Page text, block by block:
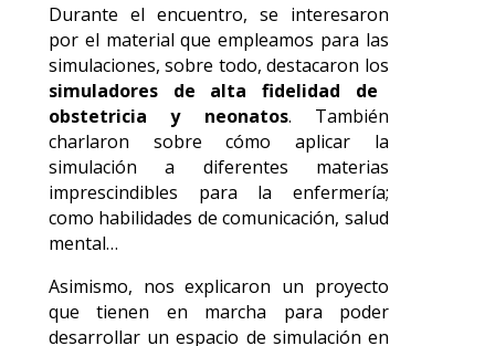
Durante el encuentro, se interesaron
por el material que empleamos para las
simulaciones, sobre todo, destacaron los
simuladores de alta fidelidad de
obstetricia y neonatos. También
charlaron sobre cómo aplicar la
simulación a diferentes materias
imprescindibles para la enfermería;
como habilidades de comunicación, salud
mental…
Asimismo, nos explicaron un proyecto
que tienen en marcha para poder
desarrollar un espacio de simulación en